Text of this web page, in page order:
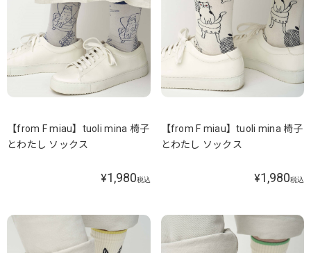
【from F miau】tuoli mina 椅子
とわたし ソックス
¥1,980税込
【from F miau】tuoli mina 椅子
とわたし ソックス
¥1,980税込